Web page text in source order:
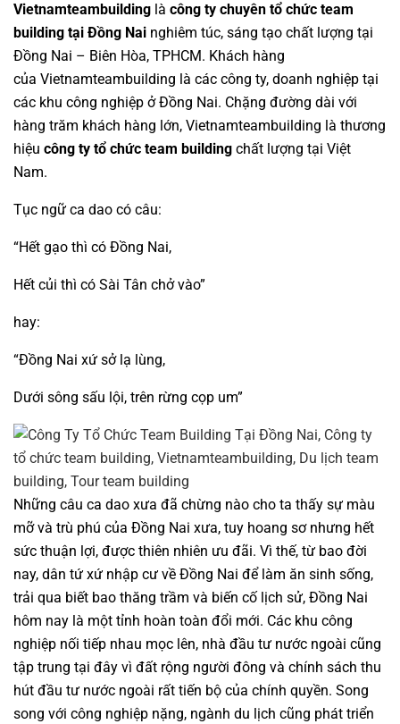
Vietnamteambuilding là công ty chuyên tổ chức team
building tại Đồng Nai nghiêm túc, sáng tạo chất lượng tại
Đồng Nai – Biên Hòa, TPHCM. Khách hàng
của Vietnamteambuilding là các công ty, doanh nghiệp tại
các khu công nghiệp ở Đồng Nai. Chặng đường dài với
hàng trăm khách hàng lớn, Vietnamteambuilding là thương
hiệu công ty tổ chức team building chất lượng tại Việt
Nam.
Tục ngữ ca dao có câu:
“Hết gạo thì có Đồng Nai,
Hết củi thì có Sài Tân chở vào”
hay:
“Đồng Nai xứ sở lạ lùng,
Dưới sông sấu lội, trên rừng cọp um”
Những câu ca dao xưa đã chừng nào cho ta thấy sự màu
mỡ và trù phú của Đồng Nai xưa, tuy hoang sơ nhưng hết
sức thuận lợi, được thiên nhiên ưu đãi. Vì thế, từ bao đời
nay, dân tứ xứ nhập cư về Đồng Nai để làm ăn sinh sống,
trải qua biết bao thăng trầm và biến cố lịch sử, Đồng Nai
hôm nay là một tỉnh hoàn toàn đổi mới. Các khu công
nghiệp nối tiếp nhau mọc lên, nhà đầu tư nước ngoài cũng
tập trung tại đây vì đất rộng người đông và chính sách thu
hút đầu tư nước ngoài rất tiến bộ của chính quyền. Song
song với công nghiệp nặng, ngành du lịch cũng phát triển